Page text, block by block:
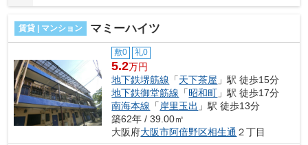
賃貸 | マンション マミーハイツ
敷0 礼0
5.2万円
地下鉄堺筋線 「天下茶屋 」駅 徒歩15分
地下鉄御堂筋線 「昭和町 」駅 徒歩17分
南海本線 「 岸里玉出 」駅 徒歩13分
築62年 / 39.00㎡
大阪府大阪市阿倍野区相生通 ２丁目